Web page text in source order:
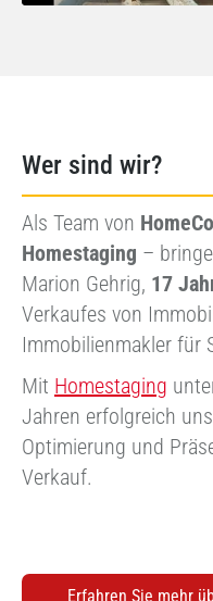
Wer sind wir?
Als Team von
Homestaging –
Marion Gehrig, 17
Verkaufes von
Immobilienmakler für
Mit Homestaging
Jahren erfolgreich
Optimierung und
Verkauf.
Erfahren Sie mehr